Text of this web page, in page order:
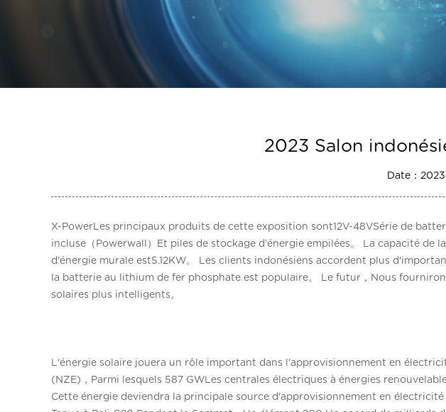
2023 Salon
Date：
X-PowerLes principaux produits de cette exposition sont12V-48VSérie de
incluse（Powerwall）Et piles de stockage d'énergie empilées。 La capacité
d'énergie murale est5.12KW。 Les clients indonésiens accordent plus
la batterie au lithium de fer phosphate est populaire。 Le futur，Nous
solaires plus intelligents。
L'énergie solaire jouera un rôle important dans l'approvisionnement en
(NZE)，Parmi lesquels 587 GWLes centrales électriques à énergies
Cette énergie deviendra la principale source d'approvisionnement en électricité